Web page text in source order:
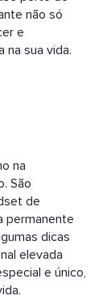
não só
e
na sua vida.
na
São
de
permanente
dicas
elevada
e único,